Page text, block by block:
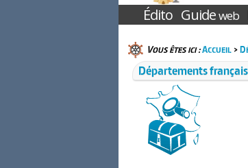
Édito Guideweb
Vous êtes ici :Accueil>
Départements français